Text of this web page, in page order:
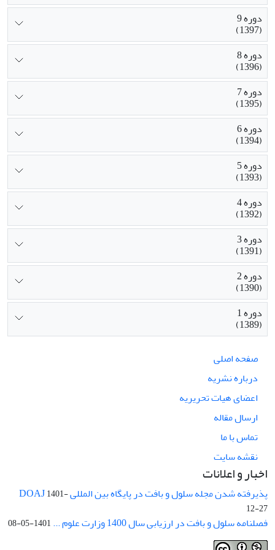
دوره 9
(1397)
دوره 8
(1396)
دوره 7
(1395)
دوره 6
(1394)
دوره 5
(1393)
دوره 4
(1392)
دوره 3
(1391)
دوره 2
(1390)
دوره 1
(1389)
صفحه اصلی
درباره نشریه
اعضای هیات تحریریه
ارسال مقاله
تماس با ما
نقشه سایت
اخبار و اعلانات
پذیرفته شدن مجله سلول و بافت در پایگاه بین المللی DOAJ1401-
12-27
فصلنامه سلول و بافت در ارزیابی سال 1400 وزارت علوم ... 1401-05-08